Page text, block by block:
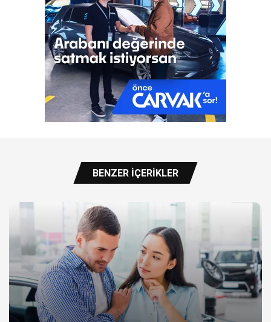
BENZER İÇERIKLER